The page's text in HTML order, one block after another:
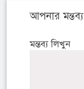
আপনার মন্তব্য
মন্তব্য লিখুন